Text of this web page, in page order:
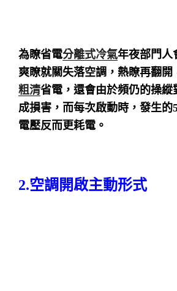
為瞭省電分離式冷氣年夜部門人
爽瞭就關失落空調，熱瞭再翻開
粗清省電，還會由於頻仍的操縱
成損害，而每次啟動時，發生的
電壓反而更耗電。
2.空調開啟主動形式